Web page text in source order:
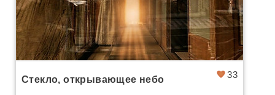
33
Стекло, открывающее небо